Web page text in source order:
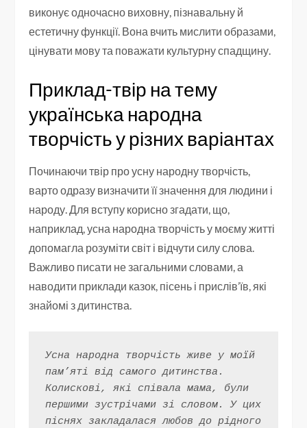
виконує одночасно виховну, пізнавальну й
естетичну функції. Вона вчить мислити образами,
цінувати мову та поважати культурну спадщину.
Приклад-твір на тему
українська народна
творчість у різних варіантах
Починаючи твір про усну народну творчість,
варто одразу визначити її значення для людини і
народу. Для вступу корисно згадати, що,
наприклад, усна народна творчість у моєму житті
допомагла розуміти світ і відчути силу слова.
Важливо писати не загальними словами, а
наводити приклади казок, пісень і прислів’їв, які
знайомі з дитинства.
Усна народна творчість живе у моїй
пам’яті від самого дитинства.
Колискові, які співала мама, були
першими зустрічами зі словом. У цих
піснях закладалася любов до рідного